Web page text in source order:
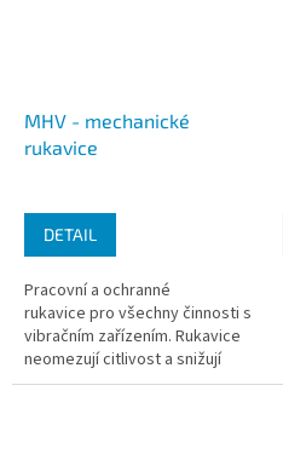
MHV - mechanické
rukavice
DETAIL
Pracovní a ochranné
rukavice pro všechny činnosti s
vibračním zařízením. Rukavice
neomezují citlivost a snižují
možnost úrazu. Tyto pracovní